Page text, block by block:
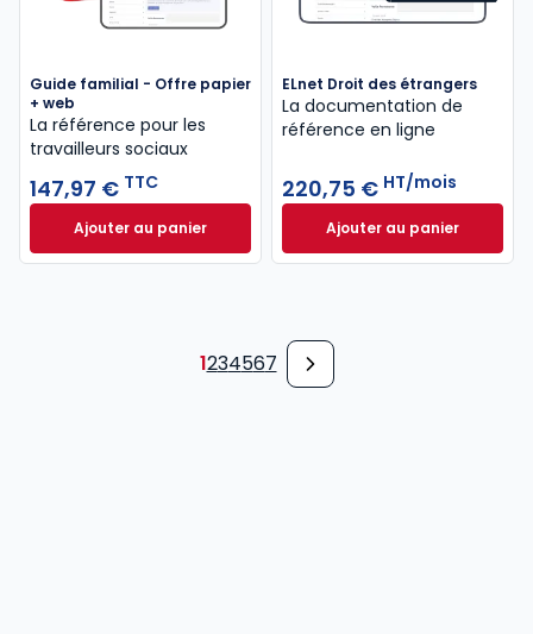
Guide familial - Offre papier
+ web
La référence pour les
travailleurs sociaux
147,97 € TTC
Ajouter au panierGuide familial - Offre papier + web à 147,97 € TTC
ELnet Droit des étrangers
La documentation de
référence en ligne
220,75 € HT/mois
Ajouter au panier
ELnet Droit des
1234567